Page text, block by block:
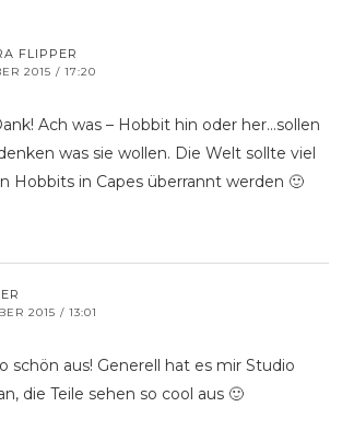
FLIPPER
2015 / 17:20
Ach was – Hobbit hin oder her…sollen
was sie wollen. Die Welt sollte viel
Hobbits in Capes überrannt werden 🙂
2015 / 13:01
schön aus! Generell hat es mir Studio
die Teile sehen so cool aus 🙂